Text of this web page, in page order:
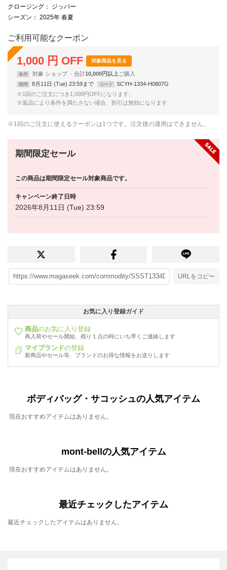
クロージング ： ジッパー
シーズン ： 2025年 春夏
ご利用可能なクーポン
1,000 円 OFF 対象商品を見る
条件 対象 ショップ 合計10,000円以上
期間 8月11日 (Tue) 23:59まで コード
SCYH-1334-H0807G
※1回のご注文につき1,000円OFFになります。
※返品により条件を満たさない場合、割引は無効になります
※1回のご注文に使えるクーポンは1つです。注文後の適用はできません。
期間限定セール
この商品は期間限定セール対象商品です。
キャンペーン終了日時
2026年8月11日 (Tue) 23:59
URLをコピー
お気に入り登録ガイド
商品のお気に入り登録
再入荷やセール開始、残り１点の時にいち早くご連絡します
マイブランドの登録
新商品やセール等、ブランドのお得な情報をお送りします
ボディバッグ・サコッシュの人気アイテム
現在おすすめアイテムはありません。
mont-bellの人気アイテム
現在おすすめアイテムはありません。
最近チェックしたアイテム
最近チェックしたアイテムはありません。